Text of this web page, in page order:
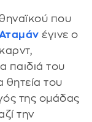
που
έγινε ο
παιδιά του
θητεία του
της ομάδας
την